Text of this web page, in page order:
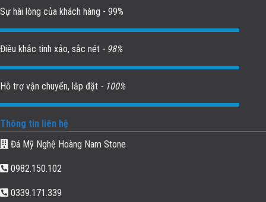
Sự hài lòng của khách hàng - 99%
Điêu khắc tinh xảo, sắc nét - 98%
Hỗ trợ vận chuyển, lắp đặt - 100%
Thông tin liên hệ
Đá Mỹ Nghệ Hoàng Nam Stone
0982.150.102
0339.171.339